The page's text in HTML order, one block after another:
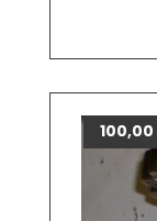
100,00